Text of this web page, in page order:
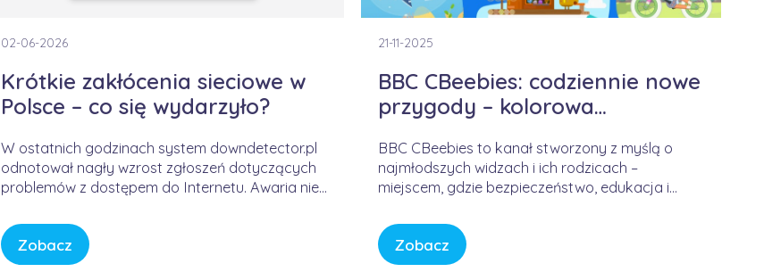
02-06-2026
Krótkie zakłócenia sieciowe w
Polsce – co się wydarzyło?
W ostatnich godzinach system downdetector.pl
odnotował nagły wzrost zgłoszeń dotyczących
problemów z dostępem do Internetu. Awaria nie
FORWEB, lecz wynikała z przejściowego błędu w
globalnej infrastrukturze trasowania danych.
Internet przypomina sieć autostrad – gdy na
Zobacz
21-11-2025
BBC CBeebies: codziennie nowe
przygody – kolorowa
BBC CBeebies to kanał stworzony z myślą o
najmłodszych widzach i ich rodzicach –
miejscem, gdzie bezpieczeństwo, edukacja i
świecie pełnym bodźców i szybkiego tempa,
CBeebies oferuje przestrzeń, w której dzieci
mogą odkrywać świat w sposób bezpieczny,
Zobacz